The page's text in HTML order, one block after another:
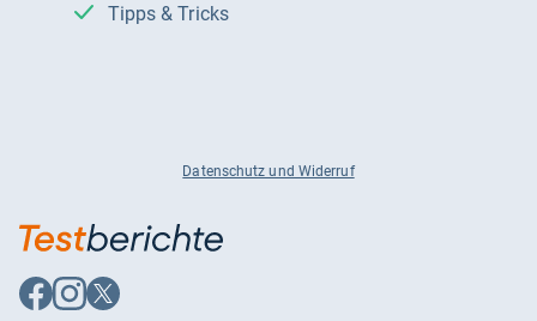
Tipps & Tricks
Datenschutz und Widerruf
Auf
Facebook
Auf
Instagram
Auf
X